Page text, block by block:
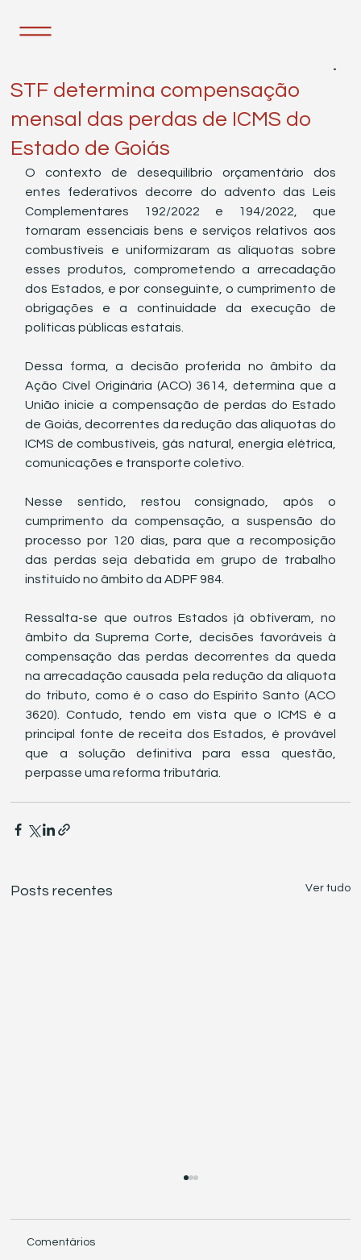
STF determina compensação
mensal das perdas de ICMS do
Estado de Goiás
O contexto de desequilíbrio orçamentário dos
entes federativos decorre do advento das Leis
Complementares 192/2022 e 194/2022, que
tornaram essenciais bens e serviços relativos aos
combustíveis e uniformizaram as alíquotas sobre
esses produtos, comprometendo a arrecadação
dos Estados, e por conseguinte, o cumprimento de
obrigações e a continuidade da execução de
políticas públicas estatais.
Dessa forma, a decisão proferida no âmbito da
Ação Cível Originária (ACO) 3614, determina que a
União inicie a compensação de perdas do Estado
de Goiás, decorrentes da redução das alíquotas do
ICMS de combustíveis, gás natural, energia elétrica,
comunicações e transporte coletivo.
Nesse sentido, restou consignado, após o
cumprimento da compensação, a suspensão do
processo por 120 dias, para que a recomposição
das perdas seja debatida em grupo de trabalho
instituído no âmbito da ADPF 984.
Ressalta-se que outros Estados já obtiveram, no
âmbito da Suprema Corte, decisões favoráveis à
compensação das perdas decorrentes da queda
na arrecadação causada pela redução da alíquota
do tributo, como é o caso do Espírito Santo (ACO
3620). Contudo, tendo em vista que o ICMS é a
principal fonte de receita dos Estados, é provável
que a solução definitiva para essa questão,
perpasse uma reforma tributária.
Posts recentes Ver tudo
Comentários